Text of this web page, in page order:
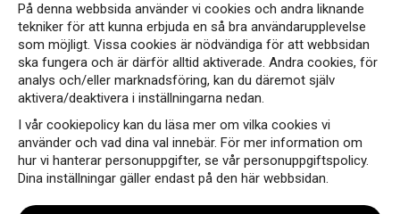
Från stora visioner
till utmärkta viner
LÄS MER OM OSS
På denna webbsida använder vi cookies och andra liknande
tekniker för att kunna erbjuda en så bra användarupplevelse
som möjligt. Vissa cookies är nödvändiga för att webbsidan
ska fungera och är därför alltid aktiverade. Andra cookies, för
analys och/eller marknadsföring, kan du däremot själv
aktivera/deaktivera i inställningarna nedan.
I vår cookiepolicy kan du läsa mer om vilka cookies vi
använder och vad dina val innebär. För mer information om
hur vi hanterar personuppgifter, se vår personuppgiftspolicy.
Dina inställningar gäller endast på den här webbsidan.